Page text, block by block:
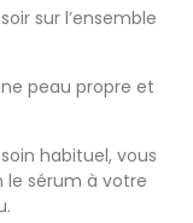
sur l’ensemble
peau propre et
habituel, vous
le sérum à votre